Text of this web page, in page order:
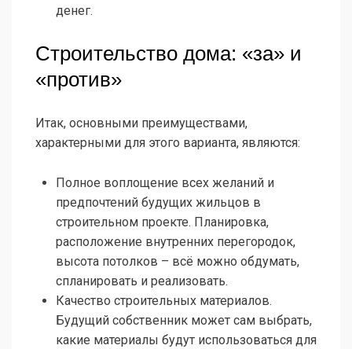
денег.
Строительство дома: «за» и
«против»
Итак, основными преимуществами,
характерными для этого варианта, являются:
Полное воплощение всех желаний и
предпочтений будущих жильцов в
строительном проекте. Планировка,
расположение внутренних перегородок,
высота потолков – всё можно обдумать,
спланировать и реализовать.
Качество строительных материалов.
Будущий собственник может сам выбрать,
какие материалы будут использоваться для